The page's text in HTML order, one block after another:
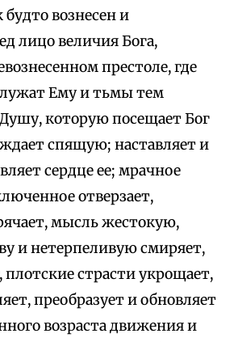
вознесен и
лицо величия Бога,
престоле, где
Ему и тьмы тем
которую посещает Бог
спящую; наставляет и
сердце ее; мрачное
отверзает,
мысль жестокую,
и нетерпеливую смиряет,
плотские страсти укрощает,
преобразует и обновляет
возраста движения и